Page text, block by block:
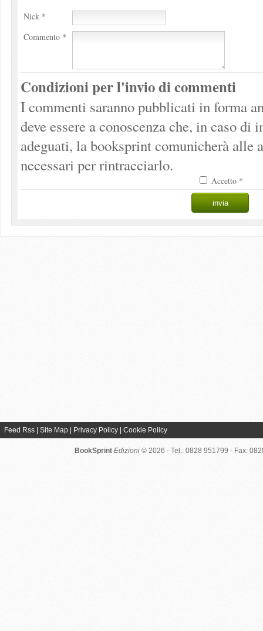
Nick *
Commento *
Condizioni per l'invio di commenti
I commenti saranno pubblicati in forma
deve essere a conoscenza che, in caso
adeguati, la booksprint comunicherà alle
necessari per rintracciarlo.
Accetto *
Feed Rss Site Map Privacy Policy Cookie Policy
BookSprint Edizioni © 2026 - Tel.: 0828 951799 - Fax: